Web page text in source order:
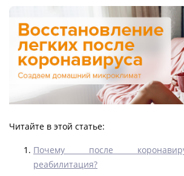
Читайте в этой статье:
Почему после
реабилитация?